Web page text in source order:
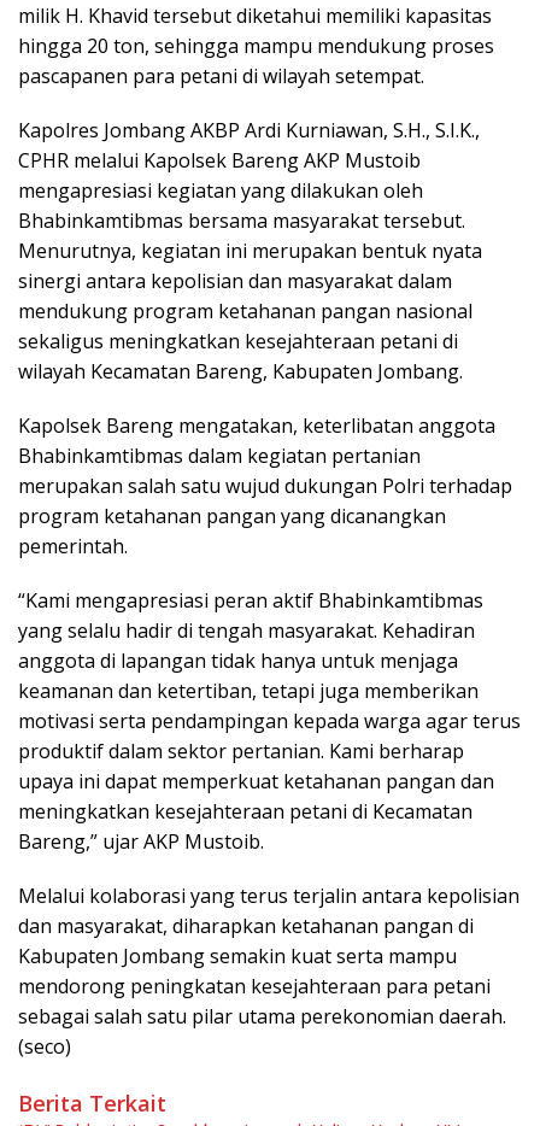
milik H. Khavid tersebut diketahui memiliki kapasitas
hingga 20 ton, sehingga mampu mendukung proses
pascapanen para petani di wilayah setempat.
Kapolres Jombang AKBP Ardi Kurniawan, S.H., S.I.K.,
CPHR melalui Kapolsek Bareng AKP Mustoib
mengapresiasi kegiatan yang dilakukan oleh
Bhabinkamtibmas bersama masyarakat tersebut.
Menurutnya, kegiatan ini merupakan bentuk nyata
sinergi antara kepolisian dan masyarakat dalam
mendukung program ketahanan pangan nasional
sekaligus meningkatkan kesejahteraan petani di
wilayah Kecamatan Bareng, Kabupaten Jombang.
Kapolsek Bareng mengatakan, keterlibatan anggota
Bhabinkamtibmas dalam kegiatan pertanian
merupakan salah satu wujud dukungan Polri terhadap
program ketahanan pangan yang dicanangkan
pemerintah.
“Kami mengapresiasi peran aktif Bhabinkamtibmas
yang selalu hadir di tengah masyarakat. Kehadiran
anggota di lapangan tidak hanya untuk menjaga
keamanan dan ketertiban, tetapi juga memberikan
motivasi serta pendampingan kepada warga agar terus
produktif dalam sektor pertanian. Kami berharap
upaya ini dapat memperkuat ketahanan pangan dan
meningkatkan kesejahteraan petani di Kecamatan
Bareng,” ujar AKP Mustoib.
Melalui kolaborasi yang terus terjalin antara kepolisian
dan masyarakat, diharapkan ketahanan pangan di
Kabupaten Jombang semakin kuat serta mampu
mendorong peningkatan kesejahteraan para petani
sebagai salah satu pilar utama perekonomian daerah.
(seco)
Berita Terkait